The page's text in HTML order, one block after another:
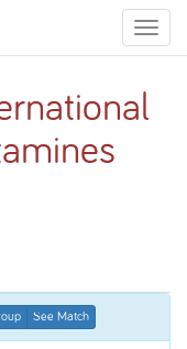
Toggle
See Match